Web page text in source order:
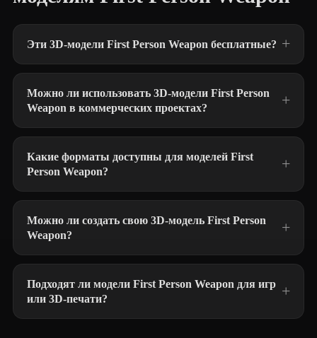
Эти 3D-модели First Person Weapon бесплатные?
Можно ли использовать 3D-модели First Person
Weapon в коммерческих проектах?
Какие форматы доступны для моделей First
Person Weapon?
Можно ли создать свою 3D-модель First Person
Weapon?
Подходят ли модели First Person Weapon для игр
или 3D-печати?